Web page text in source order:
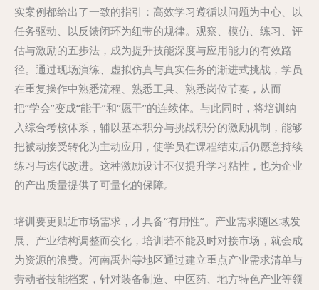
实案例都给出了一致的指引：高效学习遵循以问题为中心、以
任务驱动、以反馈闭环为纽带的规律。观察、模仿、练习、评
估与激励的五步法，成为提升技能深度与应用能力的有效路
径。通过现场演练、虚拟仿真与真实任务的渐进式挑战，学员
在重复操作中熟悉流程、熟悉工具、熟悉岗位节奏，从而
把“学会”变成“能干”和“愿干”的连续体。与此同时，将培训纳
入综合考核体系，辅以基本积分与挑战积分的激励机制，能够
把被动接受转化为主动应用，使学员在课程结束后仍愿意持续
练习与迭代改进。这种激励设计不仅提升学习粘性，也为企业
的产出质量提供了可量化的保障。
培训要更贴近市场需求，才具备“有用性”。产业需求随区域发
展、产业结构调整而变化，培训若不能及时对接市场，就会成
为资源的浪费。河南禹州等地区通过建立重点产业需求清单与
劳动者技能档案，针对装备制造、中医药、地方特色产业等领